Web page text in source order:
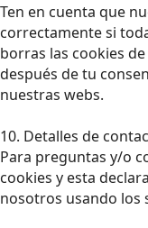
Ten en cuenta que
correctamente si
borras las cookies
después de tu
nuestras webs.
10. Detalles de
Para preguntas y/o
cookies y esta
nosotros usando los